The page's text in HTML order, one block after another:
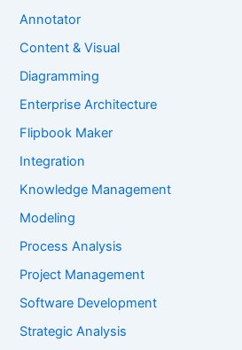
Annotator
Content & Visual
Diagramming
Enterprise Architecture
Flipbook Maker
Integration
Knowledge Management
Modeling
Process Analysis
Project Management
Software Development
Strategic Analysis